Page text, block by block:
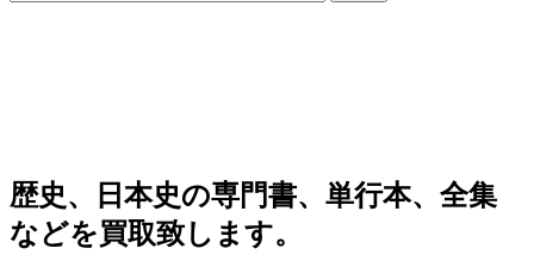
歴史、日本史の専門書、単行本、全集
などを買取致します。